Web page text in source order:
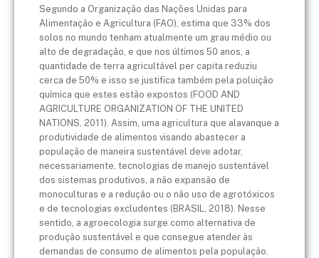
Segundo a Organização das Nações Unidas para
Alimentação e Agricultura (FAO), estima que 33% dos
solos no mundo tenham atualmente um grau médio ou
alto de degradação, e que nos últimos 50 anos, a
quantidade de terra agricultável per capita reduziu
cerca de 50% e isso se justifica também pela poluição
química que estes estão expostos (FOOD AND
AGRICULTURE ORGANIZATION OF THE UNITED
NATIONS, 2011). Assim, uma agricultura que alavanque a
produtividade de alimentos visando abastecer a
população de maneira sustentável deve adotar,
necessariamente, tecnologias de manejo sustentável
dos sistemas produtivos, a não expansão de
monoculturas e a redução ou o não uso de agrotóxicos
e de tecnologias excludentes (BRASIL, 2018). Nesse
sentido, a agroecologia surge como alternativa de
produção sustentável e que consegue atender às
demandas de consumo de alimentos pela população.